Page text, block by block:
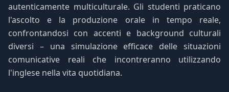
autenticamente multiculturale. Gli studenti praticano
l'ascolto e la produzione orale in tempo reale,
confrontandosi con accenti e background culturali
diversi – una simulazione efficace delle situazioni
comunicative reali che incontreranno utilizzando
l'inglese nella vita quotidiana.